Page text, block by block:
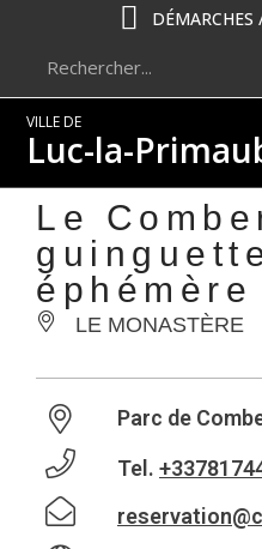
DÉMARCHES
VILLE DE
Luc-la-
Le
éphémère
LE MONASTÈRE
Parc de
Tel.